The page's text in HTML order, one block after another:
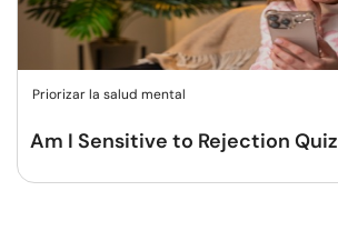
Priorizar la salud mental
Am I Sensitive to Rejection Quiz